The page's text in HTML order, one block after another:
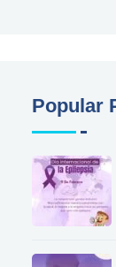
Popular